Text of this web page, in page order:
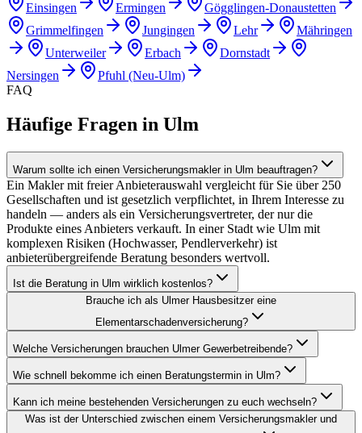
Einsingen
Ermingen
Gögglingen-Donaustetten
Grimmelfingen
Jungingen Lehr
Mähringen
Unterweiler
Erbach
Dornstadt
Nersingen
Pfuhl (Neu-Ulm)
FAQ
Häufige Fragen in Ulm
Warum sollte ich einen Versicherungsmakler in Ulm beauftragen?
Ein Makler mit freier Anbieterauswahl vergleicht für Sie über 250
Gesellschaften und ist gesetzlich verpflichtet, in Ihrem Interesse zu
handeln — anders als ein Versicherungsvertreter, der nur die
Produkte eines Anbieters verkauft. In einer Stadt wie Ulm mit
komplexen Risiken (Hochwasser, Pendlerverkehr) ist
anbieterübergreifende Beratung besonders wertvoll.
Ist die Beratung in Ulm wirklich kostenlos?
Brauche ich als Ulmer Hausbesitzer eine
Elementarschadenversicherung?
Welche Versicherungen brauchen Ulmer Gewerbetreibende?
Wie schnell bekomme ich einen Beratungstermin in Ulm?
Kann ich meine bestehenden Versicherungen zu euch wechseln?
Was ist der Unterschied zwischen einem Versicherungsmakler und